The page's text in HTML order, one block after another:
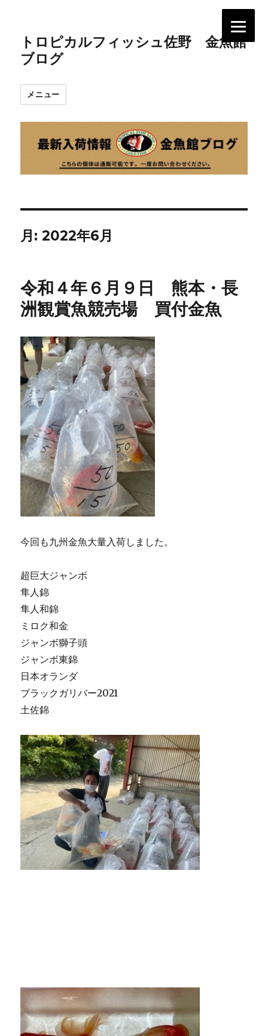
トロピカルフィッシュ佐野 金魚館
ブログ
メニュー
月:2022年6月
令和４年６月９日 熊本・長
洲観賞魚競売場 買付金魚
今回も九州金魚大量入荷しました。
超巨大ジャンボ
隼人錦
隼人和錦
ミロク和金
ジャンボ獅子頭
ジャンボ東錦
日本オランダ
ブラックガリバー2021
土佐錦